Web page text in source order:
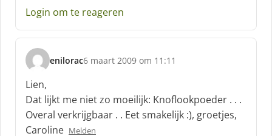
:Login om te reageren
enilorac
s
c
h
r
e
e
6 maart 2009 om 11:11
Lien,
Dat lijkt me niet zo moeilijk: Knoflookpoeder . . .
Overal verkrijgbaar . . Eet smakelijk :), groetjes,
Caroline Melden